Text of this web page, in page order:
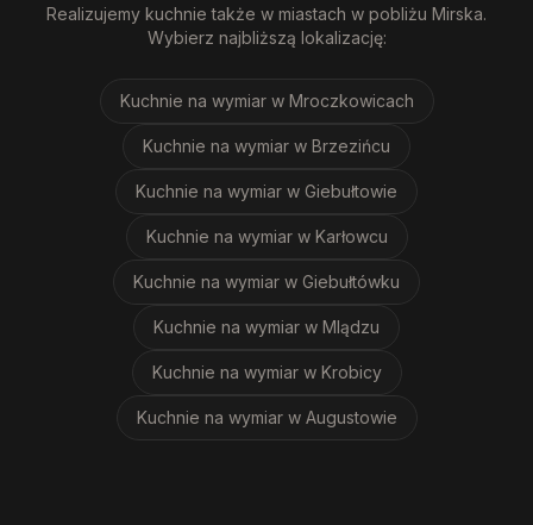
Realizujemy kuchnie także w miastach w pobliżu Mirska.
Wybierz najbliższą lokalizację:
Kuchnie na wymiar w Mroczkowicach
Kuchnie na wymiar w Brzezińcu
Kuchnie na wymiar w Giebułtowie
Kuchnie na wymiar w Karłowcu
Kuchnie na wymiar w Giebułtówku
Kuchnie na wymiar w Mlądzu
Kuchnie na wymiar w Krobicy
Kuchnie na wymiar w Augustowie